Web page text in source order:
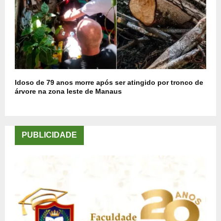
Idoso de 79 anos morre após ser atingido por tronco de
árvore na zona leste de Manaus
PUBLICIDADE